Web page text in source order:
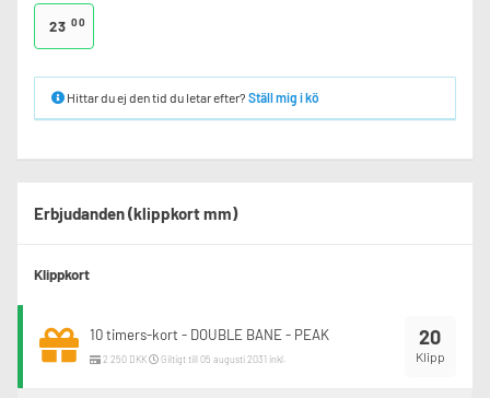
23 00
Hittar du ej den tid du letar efter? Ställ mig i kö
Erbjudanden (klippkort mm)
Klippkort
20
Klipp
10 timers-kort - DOUBLE BANE - PEAK
2 250 DKK Giltigt till 05 augusti 2031 inkl.